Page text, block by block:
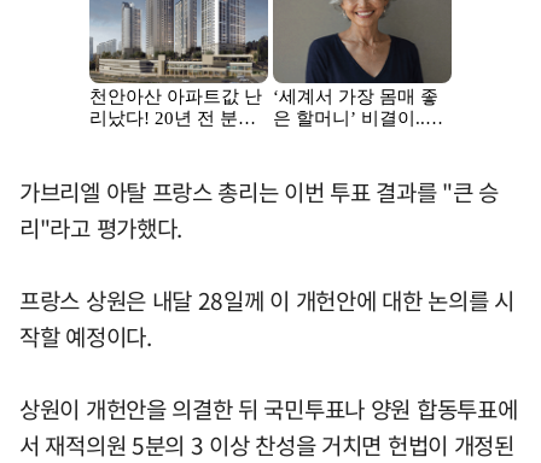
가브리엘 아탈 프랑스 총리는 이번 투표 결과를 "큰 승
리"라고 평가했다.
프랑스 상원은 내달 28일께 이 개헌안에 대한 논의를 시
작할 예정이다.
상원이 개헌안을 의결한 뒤 국민투표나 양원 합동투표에
서 재적의원 5분의 3 이상 찬성을 거치면 헌법이 개정된